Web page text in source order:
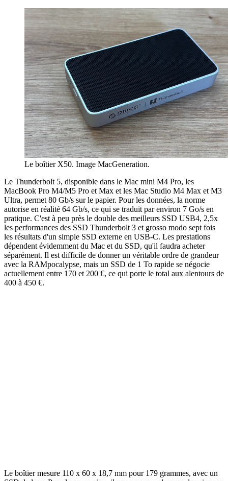
Le boîtier X50. Image MacGeneration.
Le Thunderbolt 5, disponible dans le Mac mini M4 Pro, les
MacBook Pro M4/M5 Pro et Max et les Mac Studio M4 Max et M3
Ultra, permet 80 Gb/s sur le papier. Pour les données, la norme
autorise en réalité 64 Gb/s, ce qui se traduit par environ 7 Go/s en
pratique. C'est à peu près le double des meilleurs SSD USB4, 2,5x
les performances des SSD Thunderbolt 3 et grosso modo sept fois
les résultats d'un simple SSD externe en USB-C. Les prestations
dépendent évidemment du Mac et du SSD, qu'il faudra acheter
séparément. Il est difficile de donner un véritable ordre de grandeur
avec la RAMpocalypse, mais un SSD de 1 To rapide se négocie
actuellement entre 170 et 200 €, ce qui porte le total aux alentours de
400 à 450 €.
Le boîtier mesure 110 x 60 x 18,7 mm pour 179 grammes, avec un